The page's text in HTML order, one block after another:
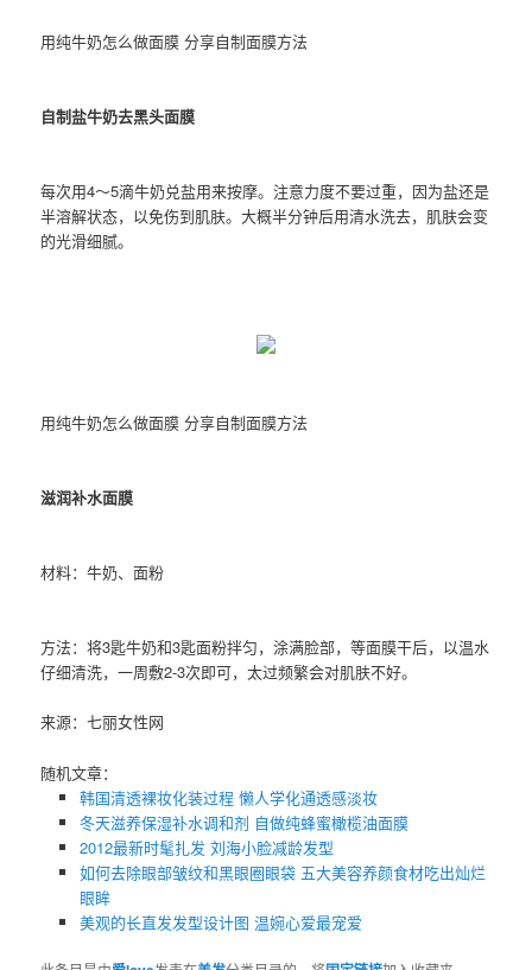
用纯牛奶怎么做面膜 分享自制面膜方法
自制盐牛奶去黑头面膜
每次用4～5滴牛奶兑盐用来按摩。注意力度不要过重，因为盐还是
半溶解状态，以免伤到肌肤。大概半分钟后用清水洗去，肌肤会变
的光滑细腻。
用纯牛奶怎么做面膜 分享自制面膜方法
滋润补水面膜
材料：牛奶、面粉
方法：将3匙牛奶和3匙面粉拌匀，涂满脸部，等面膜干后，以温水
仔细清洗，一周敷2-3次即可，太过频繁会对肌肤不好。
来源：七丽女性网
随机文章：
韩国清透裸妆化装过程 懒人学化通透感淡妆
冬天滋养保湿补水调和剂 自做纯蜂蜜橄榄油面膜
2012最新时髦扎发 刘海小脸减龄发型
如何去除眼部皱纹和黑眼圈眼袋 五大美容养颜食材吃出灿烂
眼眸
美观的长直发发型设计图 温婉心爱最宠爱